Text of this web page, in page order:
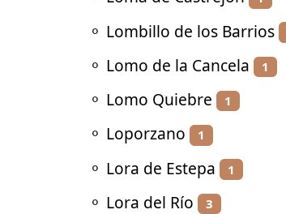
⚬ Lombillo de los Barrios
⚬ Lomo de la Cancela 1
⚬ Lomo Quiebre 1
⚬ Loporzano 1
⚬ Lora de Estepa 1
⚬ Lora del Río 3